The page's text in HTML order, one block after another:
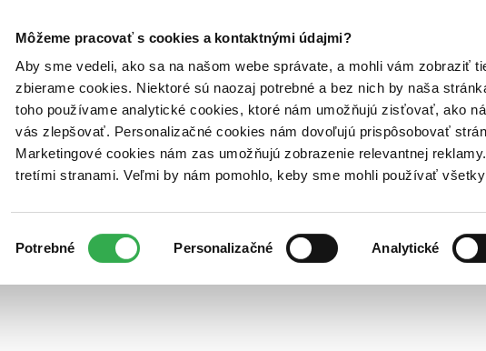
Môžeme pracovať s cookies a kontaktnými údajmi?
Aby sme vedeli, ako sa na našom webe správate, a mohli vám zobraziť
zbierame cookies. Niektoré sú naozaj potrebné a bez nich by naša
toho používame analytické cookies, ktoré nám umožňujú zisťovať, ako
vás zlepšovať. Personalizačné cookies nám dovoľujú prispôsobovať
Marketingové cookies nám zas umožňujú zobrazenie relevantnej
tretími stranami. Veľmi by nám pomohlo, keby sme mohli používať
súhlasu
Potrebné Personalizačné Analytické
Poukážky Kontakt